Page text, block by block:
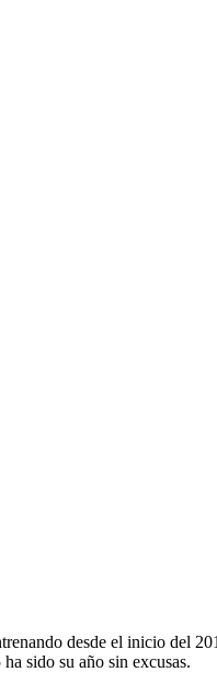
desde el inicio del
sido su año sin excusas.